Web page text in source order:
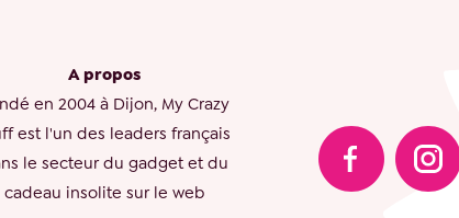
A propos
en 2004 à Dijon, My Crazy
est l'un des leaders français
le secteur du gadget et du
cadeau insolite sur le web